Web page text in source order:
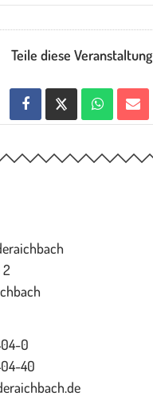
Teile diese Veranstaltung
0
40